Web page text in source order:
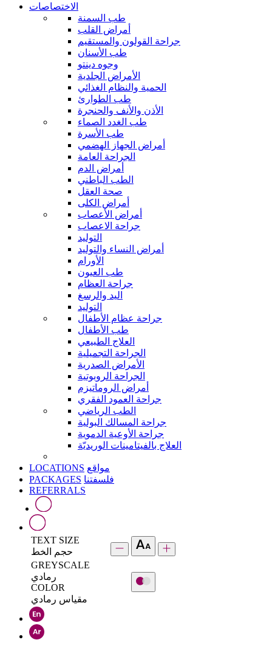
الاختصاصات
طب السمنة
أمراض القلب
جراحة القولون والمستقيم
طب الأسنان
وجوه دينتو
الأمراض الجلدية
الحمية والنظام الغذائي
طب الطوارئ
الأذن والأنف والحنجرة
طب الغدد الصماء
طب الأسرة
أمراض الجهاز الهضمي
الجراحة العامة
أمراض الدم
الطب الباطني
صحة العقل
أمراض الكلى
أمراض الأعصاب
جراحة الاعصاب
التوليد
أمراض النساء والتوليد
الأورام
طب العيون
جراحة العظام
اليد والرسغ
التوليد
جراحة عظام الأطفال
طب الأطفال
العلاج الطبيعي
الجراحة التجميلية
الأمراض الصدرية
الجراحة الروبوتية
أمراض الروماتيزم
جراحة العمود الفقري
الطب الرياضي
جراحة المسالك البولية
جراحة الأوعية الدموية
العلاج بالفيتامينات الوريديّة
LOCATIONS مواقع
PACKAGES فلسفتنا
REFERRALS
TEXT SIZE
حجم الخط
GREYSCALE
رمادي
COLOR
مقياس رمادي